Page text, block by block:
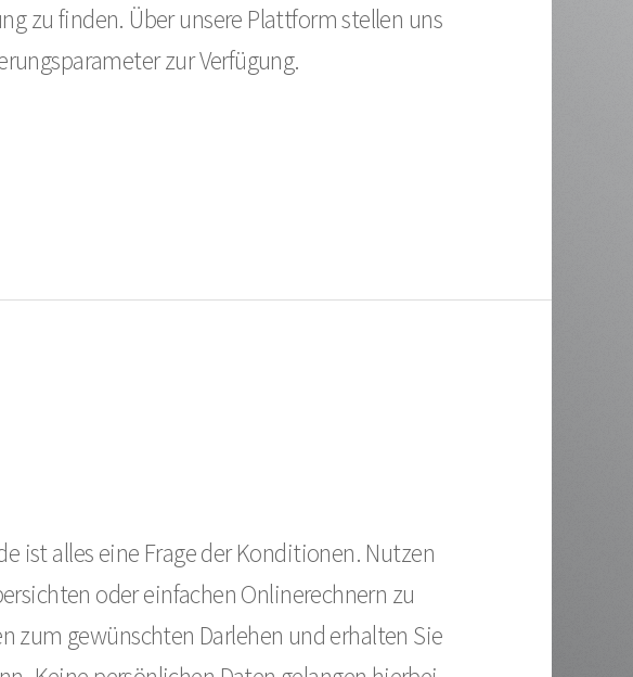
zu finden. Über unsere Plattform stellen uns
zur Verfügung.
ist alles eine Frage der Konditionen. Nutzen
oder einfachen Onlinerechnern zu
zum gewünschten Darlehen und erhalten Sie